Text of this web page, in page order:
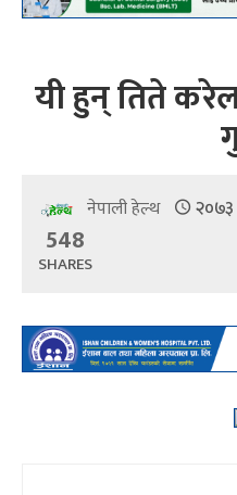
यी हुन् तिते
नेपाली हेल्थ
548
SHARES